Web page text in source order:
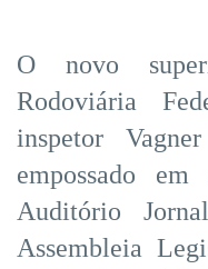
O novo
Rodoviária
inspetor
empossado
Auditório
Assembleia